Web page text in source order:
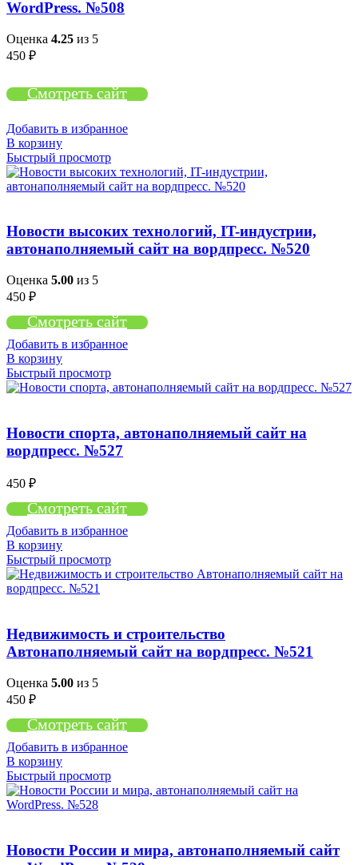
WordPress. №508
Оценка 4.25 из 5
450 ₽
Смотреть сайт
Добавить в избранное
В корзину
Быстрый просмотр
Новости высоких технологий, IT-индустрии,
автонаполняемый сайт на вордпресс. №520
Оценка 5.00 из 5
450 ₽
Смотреть сайт
Добавить в избранное
В корзину
Быстрый просмотр
Новости спорта, автонаполняемый сайт на
вордпресс. №527
450 ₽
Смотреть сайт
Добавить в избранное
В корзину
Быстрый просмотр
Недвижимость и строительство
Автонаполняемый сайт на вордпресс. №521
Оценка 5.00 из 5
450 ₽
Смотреть сайт
Добавить в избранное
В корзину
Быстрый просмотр
Новости России и мира, автонаполняемый сайт